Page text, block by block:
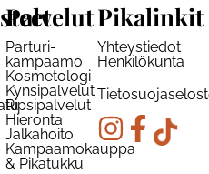
Palvelut
Parturi-
kampaamo
Kosmetologi
Kynsipalvelut
Ripsipalvelut
Hieronta
Jalkahoito
Kampaamokauppa
& Pikatukku
Pikalinkit
Yhteystiedot
Henkilökunta